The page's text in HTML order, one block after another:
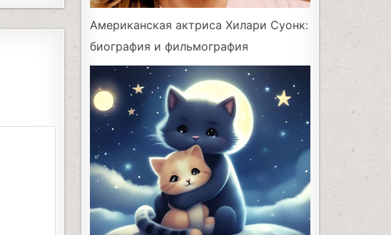
Американская актриса Хилари Суонк:
биография и фильмография